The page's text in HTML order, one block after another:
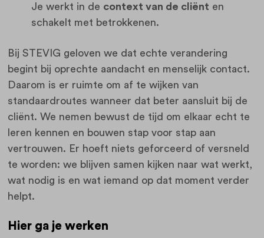
Je werkt in de context van de cliënt en
schakelt met betrokkenen.
Bij STEVIG geloven we dat echte verandering
begint bij oprechte aandacht en menselijk contact.
Daarom is er ruimte om af te wijken van
standaardroutes wanneer dat beter aansluit bij de
cliënt. We nemen bewust de tijd om elkaar echt te
leren kennen en bouwen stap voor stap aan
vertrouwen. Er hoeft niets geforceerd of versneld
te worden: we blijven samen kijken naar wat werkt,
wat nodig is en wat iemand op dat moment verder
helpt.
Hier ga je werken